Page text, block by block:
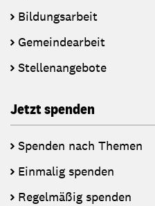
Bildungsarbeit
Gemeindearbeit
Stellenangebote
Jetzt spenden
Spenden nach Themen
Einmalig spenden
Regelmäßig spenden